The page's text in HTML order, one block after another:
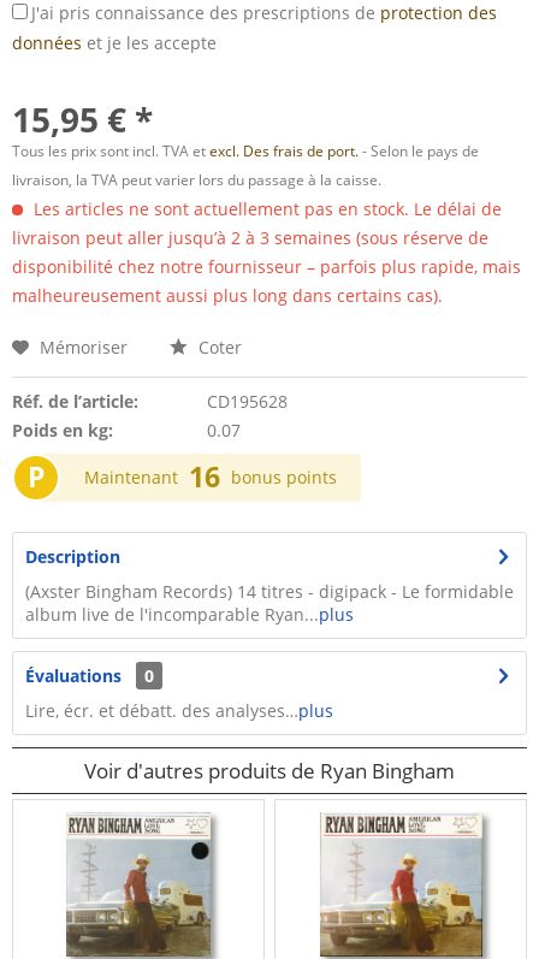
J'ai pris connaissance des prescriptions de protection des
données et je les accepte
15,95 € *
Tous les prix sont incl. TVA etexcl. Des frais de port.- Selon le pays de
livraison, la TVA peut varier lors du passage à la caisse.
Les articles ne sont actuellement pas en stock. Le délai de
livraison peut aller jusqu’à 2 à 3 semaines (sous réserve de
disponibilité chez notre fournisseur – parfois plus rapide, mais
malheureusement aussi plus long dans certains cas).
Mémoriser Coter
Réf. de l’article:
CD195628
Poids en kg:
0.07
P Maintenant 16 bonus points
Description
(Axster Bingham Records) 14 titres - digipack - Le formidable
album live de l'incomparable Ryan...plus
Évaluations
0
Lire, écr. et débatt. des analyses…plus
Voir d'autres produits de Ryan Bingham